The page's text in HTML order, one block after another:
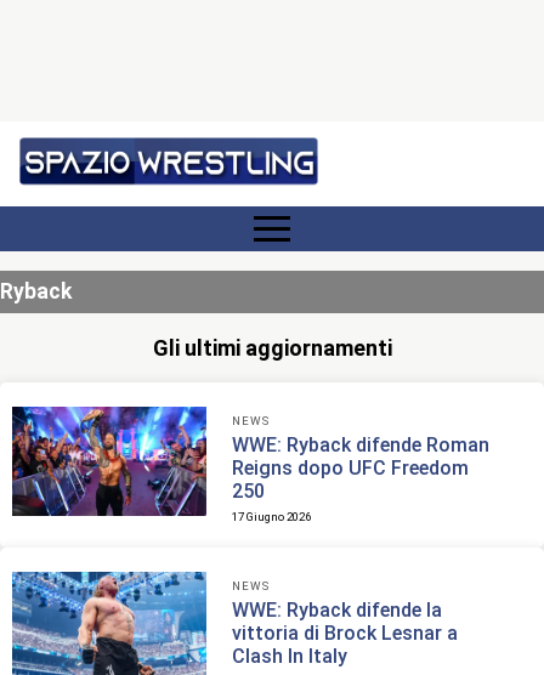
Ryback
Gli ultimi aggiornamenti
NEWS
WWE: Ryback difende Roman
Reigns dopo UFC Freedom
250
17 Giugno 2026
NEWS
WWE: Ryback difende la
vittoria di Brock Lesnar a
Clash In Italy